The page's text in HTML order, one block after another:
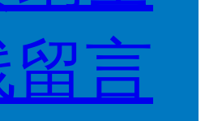
言